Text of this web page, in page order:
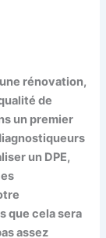
rénovation,
de
un premier
un DPE,
que cela sera
assez